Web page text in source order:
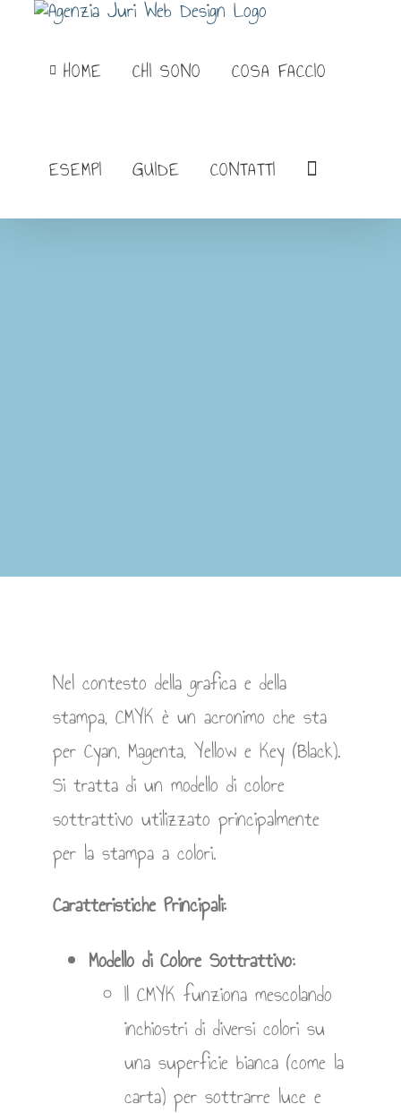
contenutoHOME CHI SONO COSA FACCIO
ESEMPI GUIDE CONTATTI
Nel contesto della grafica e della
stampa, CMYK è un acronimo che sta
per Cyan, Magenta, Yellow e Key (Black).
Si tratta di un modello di colore
sottrattivo utilizzato principalmente
per la stampa a colori.
Caratteristiche Principali:
Modello di Colore Sottrattivo:
Il CMYK funziona mescolando
inchiostri di diversi colori su
una superficie bianca (come la
carta) per sottrarre luce e